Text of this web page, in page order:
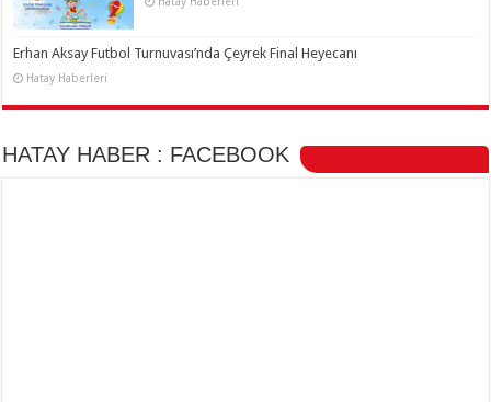
Erhan Aksay Futbol Turnuvası’nda Çeyrek Final Heyecanı
Hatay Haberleri
HATAY HABER : FACEBOOK